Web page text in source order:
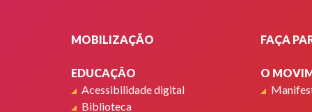
MOBILIZAÇÃO
EDUCAÇÃO
Acessibilidade digital
Biblioteca
FAÇA
O